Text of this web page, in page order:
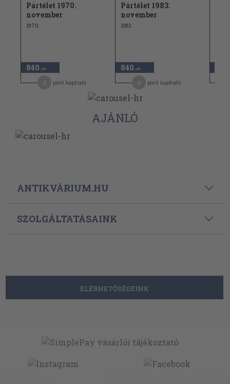
Pártélet 1970.
november
1970
840 ,-Ft
pont kapható
Pártélet 1983.
november
1983
840 ,-Ft
pont kapható
AJÁNLÓ
ANTIKVÁRIUM.HU
SZOLGÁLTATÁSAINK
ELÉRHETŐSÉGEINK